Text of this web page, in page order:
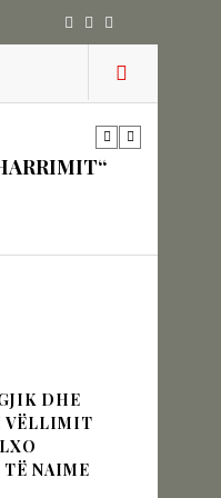
SË
DHE
VËLLIMIT
NAIME